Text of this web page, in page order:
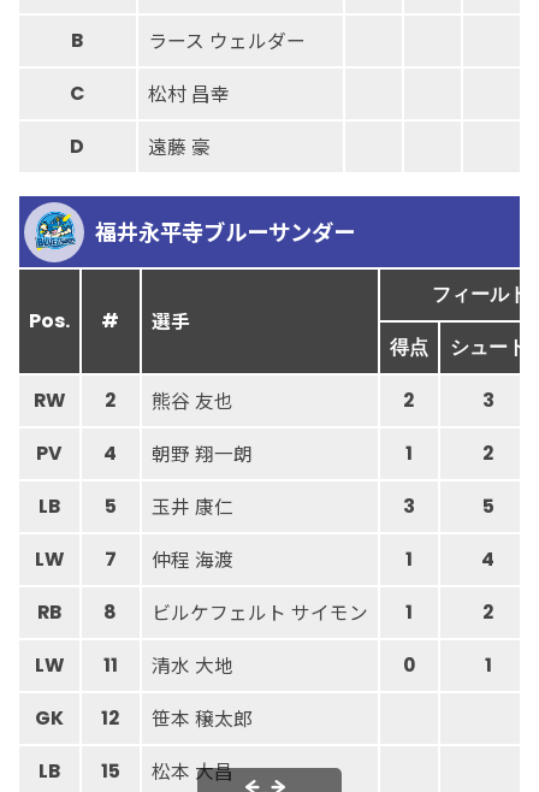
B ラース ウェルダー
C 松村 昌幸
D 遠藤 豪
福井永平寺ブルーサンダー
Pos. # 選手
フィールド
得点 シュート
RW 2 熊谷 友也 2 3
PV 4 朝野 翔一朗 1 2
LB 5 玉井 康仁 3 5
LW 7 仲程 海渡 1 4
RB 8 ビルケフェルト サイモン 1 2
LW 11 清水 大地 0 1
GK 12 笹本 穣太郎
LB 15 松本 大昌